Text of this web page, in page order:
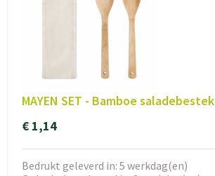
MAYEN SET - Bamboe saladebestek
€ 1,14
Bedrukt geleverd in: 5 werkdag(en)